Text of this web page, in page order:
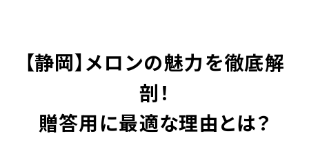
【静岡】メロンの魅力を徹底解
剖！
贈答用に最適な理由とは？